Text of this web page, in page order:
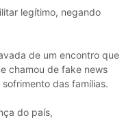
legítimo, negando
de um encontro que
chamou de fake news
das famílias.
do país,